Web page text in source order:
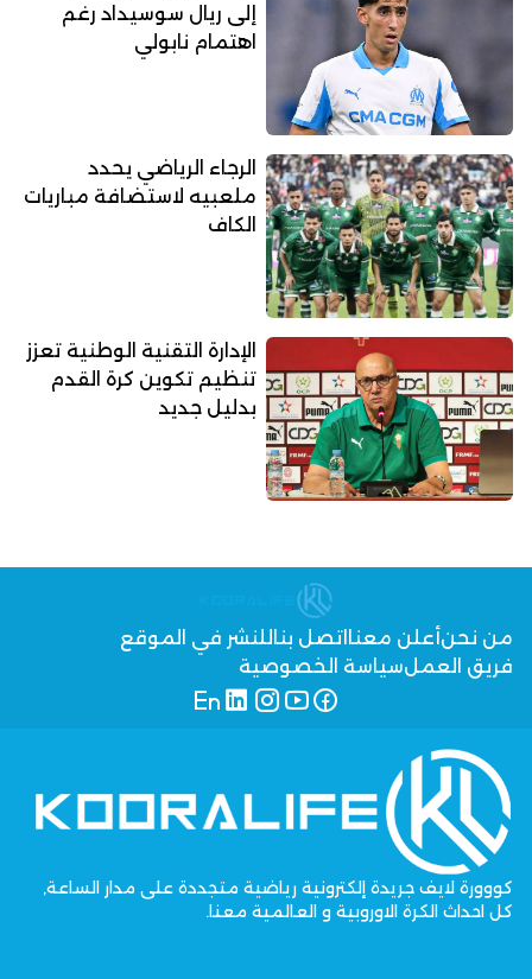
إلى ريال سوسيداد رغم
اهتمام نابولي
الرجاء الرياضي يحدد
ملعبيه لاستضافة مباريات
الكاف
الإدارة التقنية الوطنية تعزز
تنظيم تكوين كرة القدم
بدليل جديد
من نحنأعلن معنا اتصل بنا للنشر في الموقع
فريق العملسياسة الخصوصية
كووورة لايف جريدة إلكترونية رياضية متجددة على مدار الساعة,
كل احداث الكرة الاوروبية و العالمية معنا.